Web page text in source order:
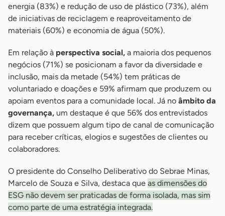
energia (83%) e redução de uso de plástico (73%), além
de iniciativas de reciclagem e reaproveitamento de
materiais (60%) e economia de água (50%).
Em relação à perspectiva social, a maioria dos pequenos
negócios (71%) se posicionam a favor da diversidade e
inclusão, mais da metade (54%) tem práticas de
voluntariado e doações e 59% afirmam que produzem ou
apoiam eventos para a comunidade local. Já no âmbito da
governança, um destaque é que 56% dos entrevistados
dizem que possuem algum tipo de canal de comunicação
para receber críticas, elogios e sugestões de clientes ou
colaboradores.
O presidente do Conselho Deliberativo do Sebrae Minas,
Marcelo de Souza e Silva, destaca que as dimensões do
ESG não devem ser praticadas de forma isolada, mas sim
como parte de uma estratégia integrada.